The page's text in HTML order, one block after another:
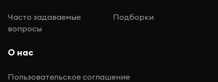
Часто задаваемые
вопросы
Подборки
О нас
Пользовательское соглашение